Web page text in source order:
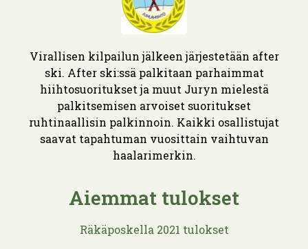
Virallisen kilpailun jälkeen järjestetään after
ski. After ski:ssä palkitaan parhaimmat
hiihtosuoritukset ja muut Juryn mielestä
palkitsemisen arvoiset suoritukset
ruhtinaallisin palkinnoin. Kaikki osallistujat
saavat tapahtuman vuosittain vaihtuvan
haalarimerkin.
Aiemmat tulokset
Räkäposkella 2021 tulokset